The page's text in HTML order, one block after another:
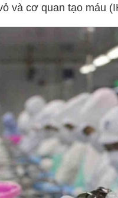
và cơ quan tạo máu